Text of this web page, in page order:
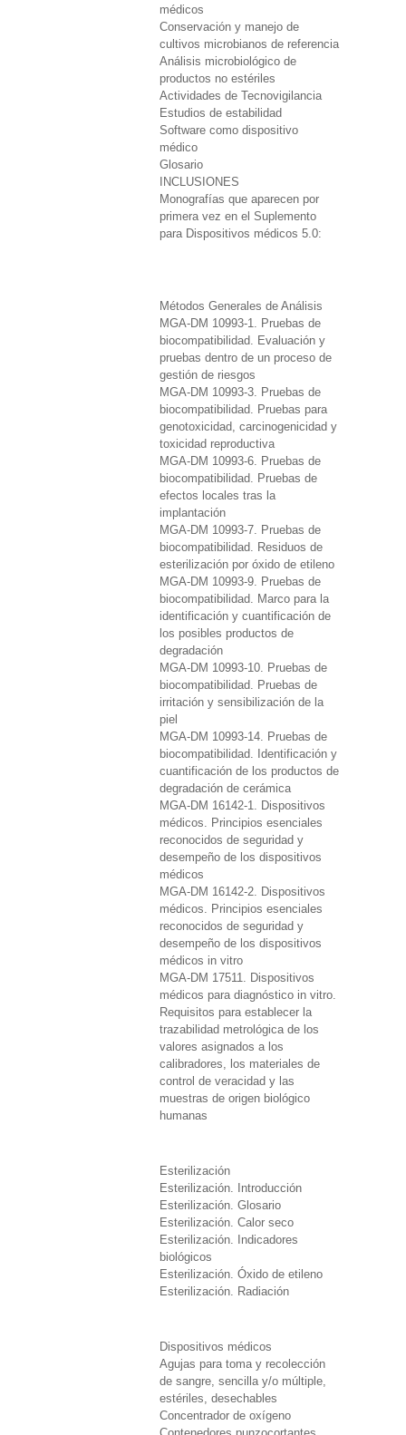
médicos
Conservación y manejo de
cultivos microbianos de referencia
Análisis microbiológico de
productos no estériles
Actividades de Tecnovigilancia
Estudios de estabilidad
Software como dispositivo
médico
Glosario
INCLUSIONES
Monografías que aparecen por
primera vez en el Suplemento
para Dispositivos médicos 5.0:
Métodos Generales de Análisis
MGA-DM 10993-1. Pruebas de
biocompatibilidad. Evaluación y
pruebas dentro de un proceso de
gestión de riesgos
MGA-DM 10993-3. Pruebas de
biocompatibilidad. Pruebas para
genotoxicidad, carcinogenicidad y
toxicidad reproductiva
MGA-DM 10993-6. Pruebas de
biocompatibilidad. Pruebas de
efectos locales tras la
implantación
MGA-DM 10993-7. Pruebas de
biocompatibilidad. Residuos de
esterilización por óxido de etileno
MGA-DM 10993-9. Pruebas de
biocompatibilidad. Marco para la
identificación y cuantificación de
los posibles productos de
degradación
MGA-DM 10993-10. Pruebas de
biocompatibilidad. Pruebas de
irritación y sensibilización de la
piel
MGA-DM 10993-14. Pruebas de
biocompatibilidad. Identificación y
cuantificación de los productos de
degradación de cerámica
MGA-DM 16142-1. Dispositivos
médicos. Principios esenciales
reconocidos de seguridad y
desempeño de los dispositivos
médicos
MGA-DM 16142-2. Dispositivos
médicos. Principios esenciales
reconocidos de seguridad y
desempeño de los dispositivos
médicos in vitro
MGA-DM 17511. Dispositivos
médicos para diagnóstico in vitro.
Requisitos para establecer la
trazabilidad metrológica de los
valores asignados a los
calibradores, los materiales de
control de veracidad y las
muestras de origen biológico
humanas
Esterilización
Esterilización. Introducción
Esterilización. Glosario
Esterilización. Calor seco
Esterilización. Indicadores
biológicos
Esterilización. Óxido de etileno
Esterilización. Radiación
Dispositivos médicos
Agujas para toma y recolección
de sangre, sencilla y/o múltiple,
estériles, desechables
Concentrador de oxígeno